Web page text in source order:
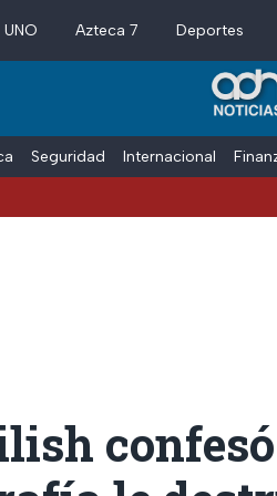
Azteca 7 Deportes
Seguridad Internacional